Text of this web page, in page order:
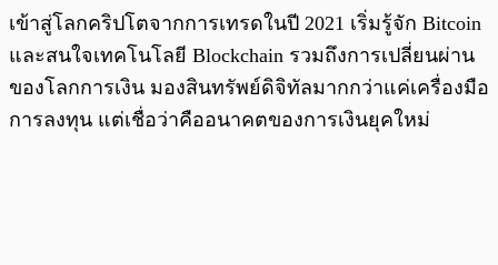
เข้าสู่โลกคริปโตจากการเทรดในปี 2021 เริ่มรู้จัก Bitcoin
และสนใจเทคโนโลยี Blockchain รวมถึงการเปลี่ยนผ่าน
ของโลกการเงิน มองสินทรัพย์ดิจิทัลมากกว่าแค่เครื่องมือ
การลงทุน แต่เชื่อว่าคืออนาคตของการเงินยุคใหม่